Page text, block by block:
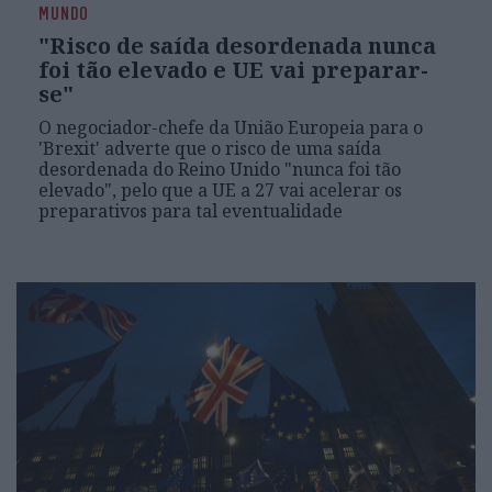
MUNDO
"Risco de saída desordenada nunca
foi tão elevado e UE vai preparar-
se"
O negociador-chefe da União Europeia para o
'Brexit' adverte que o risco de uma saída
desordenada do Reino Unido "nunca foi tão
elevado", pelo que a UE a 27 vai acelerar os
preparativos para tal eventualidade